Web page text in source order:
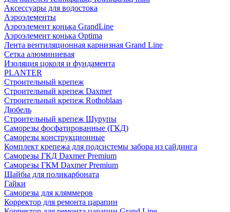
Аксессуары для водостока
Аэроэлементы
Аэроэлемент конька GrandLine
Аэроэлемент конька Optima
Лента вентиляционная карнизная Grand Line
Сетка алюминиевая
Изоляция цоколя и фундамента
PLANTER
Строительный крепеж
Строительный крепеж Daxmer
Строительный крепеж Rothoblaas
Дюбель
Строительный крепеж Шурупы
Саморeзы фосфатированные (ГКД)
Саморезы конструкционные
Комплект крепежа для подсистемы забора из сайдинга
Саморезы ГКД Daxmer Premium
Саморезы ГКМ Daxmer Premium
Шайбы для поликарбоната
Гайки
Саморезы для кляммеров
Корректор для ремонта царапин